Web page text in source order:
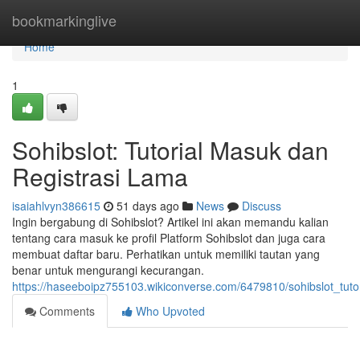
bookmarkinglive
Home
Home
1
Sohibslot: Tutorial Masuk dan
Registrasi Lama
isaiahlvyn386615 51 days ago News
Discuss
Ingin bergabung di Sohibslot? Artikel ini akan memandu kalian
tentang cara masuk ke profil Platform Sohibslot dan juga cara
membuat daftar baru. Perhatikan untuk memiliki tautan yang
benar untuk mengurangi kecurangan.
https://haseeboipz755103.wikiconverse.com/6479810/
Comments
Who Upvoted